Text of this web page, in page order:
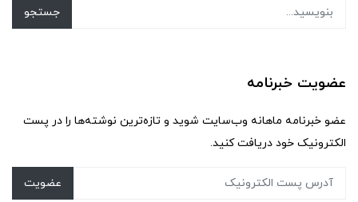
جستجو
عضویت خبرنامه
عضو خبرنامه ماهانه وب‌سایت شوید و تازه‌ترین نوشته‌ها را در پست
الکترونیک خود دریافت کنید.
عضویت